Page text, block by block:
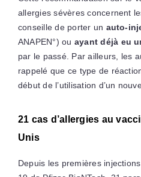
allergies sévères concernent
conseille de porter un auto-
ANAPEN°) ou ayant déjà eu
par le passé. Par ailleurs, les
rappelé que ce type de
début de l’utilisation d’un
21 cas d’allergies au
Unis
Depuis les premières